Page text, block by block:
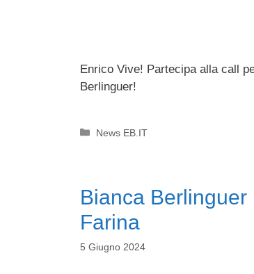
Enrico Vive! Partecipa alla call
Berlinguer!
Categorie
News EB.IT
Bianca
Farina
5 Giugno 2024